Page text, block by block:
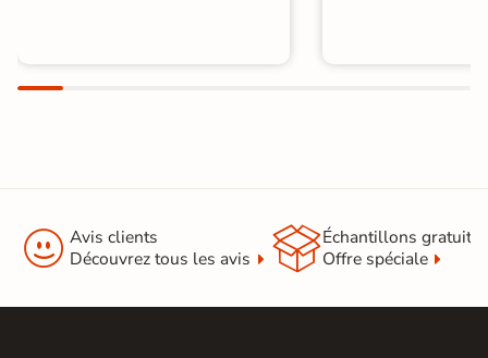
 Avis clients
Découvrez tous les avis
Échantillons gratuit
Offre spéciale